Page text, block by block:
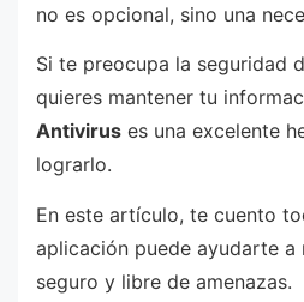
no es opcional, sino una
Si te preocupa la seguridad
quieres mantener tu
Antivirus es una excelente
lograrlo.
En este artículo, te cuento
aplicación puede ayudarte a
seguro y libre de amenazas.